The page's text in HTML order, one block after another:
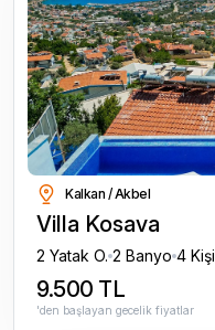
Kalkan / Akbel
Villa Kosava
2 Yatak O. 2 Banyo 4 Kişi
9.500 TL
'den başlayan gecelik fiyatlar